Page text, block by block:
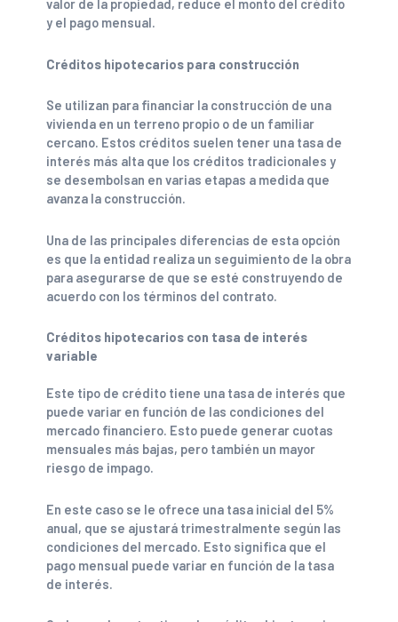
valor de la propiedad, reduce el monto del crédito
y el pago mensual.
Créditos hipotecarios para construcción
Se utilizan para financiar la construcción de una
vivienda en un terreno propio o de un familiar
cercano. Estos créditos suelen tener una tasa de
interés más alta que los créditos tradicionales y
se desembolsan en varias etapas a medida que
avanza la construcción.
Una de las principales diferencias de esta opción
es que la entidad realiza un seguimiento de la obra
para asegurarse de que se esté construyendo de
acuerdo con los términos del contrato.
Créditos hipotecarios con tasa de interés
variable
Este tipo de crédito tiene una tasa de interés que
puede variar en función de las condiciones del
mercado financiero. Esto puede generar cuotas
mensuales más bajas, pero también un mayor
riesgo de impago.
En este caso se le ofrece una tasa inicial del 5%
anual, que se ajustará trimestralmente según las
condiciones del mercado. Esto significa que el
pago mensual puede variar en función de la tasa
de interés.